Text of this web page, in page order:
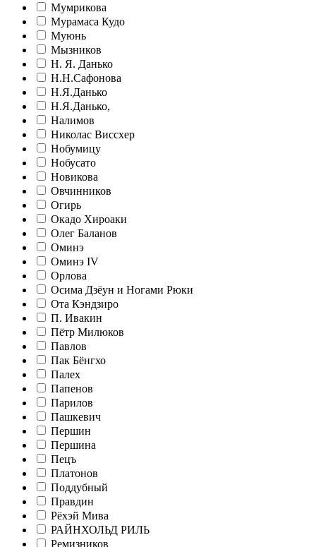
Мумрикова
Мурамаса Кудо
Муюнь
Мызников
Н. Я. Данько
Н.Н.Сафонова
Н.Я.Данько
Н.Я.Данько,
Налимов
Николас Виссхер
Нобумицу
Нобусато
Новикова
Овчинников
Огирь
Окадо Хироаки
Олег Баланов
Оминэ
Оминэ IV
Орлова
Осима Дзёун и Ногами Рюки
Ота Кэндзиро
П. Ивакин
Пётр Милюков
Павлов
Пак Бёнгхо
Палех
Папенов
Парилов
Пашкевич
Першин
Першина
Пецъ
Платонов
Поддубный
Правдин
Рёхэй Мива
РАЙНХОЛЬД РИЛЬ
Ремизников